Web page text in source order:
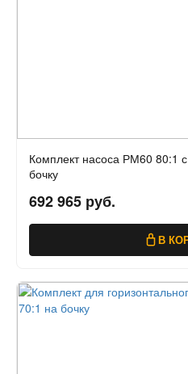
Комплект насоса РМ60 80:1
бочку
692 965 руб.
В